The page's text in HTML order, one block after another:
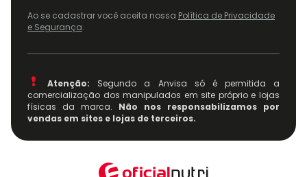
Ao se cadastrar você aceita nossa Política de Privacidade
e Segurança.
Atenção: Segundo a Anvisa só é permitida a
comercialização dos manipulados em site próprio e lojas
físicas da marca. Não nos responsabilizamos por
vendas em sites e lojas de terceiros.